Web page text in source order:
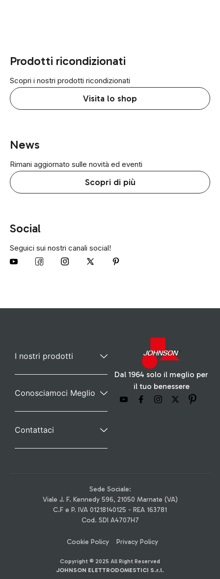
Prodotti ricondizionati
Scopri i nostri prodotti ricondizionati
Visita lo shop
News
Rimani aggiornato sulle novità ed eventi
Scopri di più
Social
Seguici sui nostri canali social!
Dal 1964 solo il meglio per
il tuo benessere
I nostri prodotti
Conosciamoci Meglio
Contattaci
Sede Sociale:
Viale J. F. Kennedy 596, 21050 Marnate (VA)
C.F e P. IVA 01218140125 - REA 163781
Cod. SDI A4707H7
Cookie Policy Privacy Policy
Copyright © 2025 All Right Reserved
JOHNSON ELETTRODOMESTICI S.r.l.